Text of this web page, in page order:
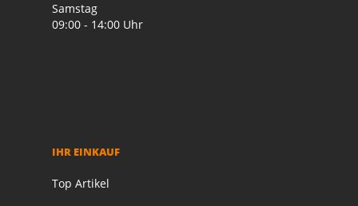
Samstag
09:00 - 14:00 Uhr
IHR EINKAUF
Top Artikel